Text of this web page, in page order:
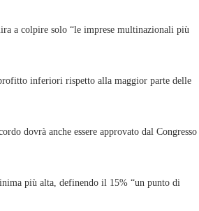
a colpire solo “le imprese multinazionali più
inferiori rispetto alla maggior parte delle
dovrà anche essere approvato dal Congresso
più alta, definendo il 15% “un punto di